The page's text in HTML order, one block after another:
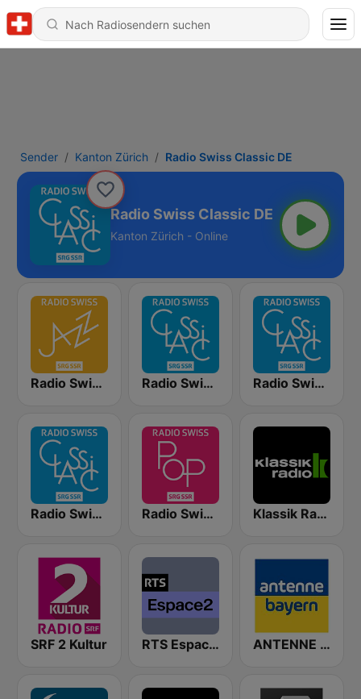
Sender Kanton Zürich Radio Swiss Classic DE
Radio Swiss Classic DE
Kanton Zürich - Online
Radio Swiss Jazz Radio Swiss Classic FR Radio Swiss Classic EN
Radio Swiss Classic IT Radio Swiss Pop Klassik Radio Schweiz
SRF 2 Kultur RTS Espace 2 ANTENNE BAYERN